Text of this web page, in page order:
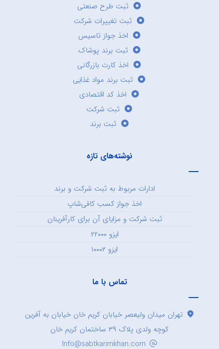
ثبت طرح صنعتی
ثبت تغییرات شرکت
اخذ جواز تاسیس
ثبت برند پوشاک
اخذ کارت بازرگانی
ثبت برند مواد غذایی
اخذ کد اقتصادی
ثبت شرکت
ثبت برند
نوشته‌های تازه
ادارات مربوط به ثبت شرکت و برند
اخذ جواز کسب کافی‌شاپ
ثبت شرکت و مزایای آن برای کارآفرینان
ایزو ۲۲۰۰۰
ایزو ۱۰۰۰۲
تماس با ما
تهران میدان ولیعصر خیابان کریم خان خیابان به آفرین
کوچه ولدی پلاک ۳۹ ساختمان کریم خان
Info@sabtkarimkhan.com